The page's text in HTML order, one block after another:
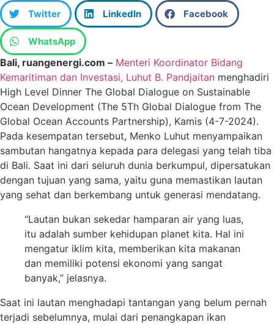
Twitter LinkedIn Facebook
WhatsApp
Bali, ruangenergi.com – Menteri Koordinator Bidang
Kemaritiman dan Investasi, Luhut B. Pandjaitan menghadiri
High Level Dinner The Global Dialogue on Sustainable
Ocean Development (The 5Th Global Dialogue from The
Global Ocean Accounts Partnership), Kamis (4-7-2024).
Pada kesempatan tersebut, Menko Luhut menyampaikan
sambutan hangatnya kepada para delegasi yang telah tiba
di Bali. Saat ini dari seluruh dunia berkumpul, dipersatukan
dengan tujuan yang sama, yaitu guna memastikan lautan
yang sehat dan berkembang untuk generasi mendatang.
“Lautan bukan sekedar hamparan air yang luas,
itu adalah sumber kehidupan planet kita. Hal ini
mengatur iklim kita, memberikan kita makanan
dan memiliki potensi ekonomi yang sangat
banyak,” jelasnya.
Saat ini lautan menghadapi tantangan yang belum pernah
terjadi sebelumnya, mulai dari penangkapan ikan